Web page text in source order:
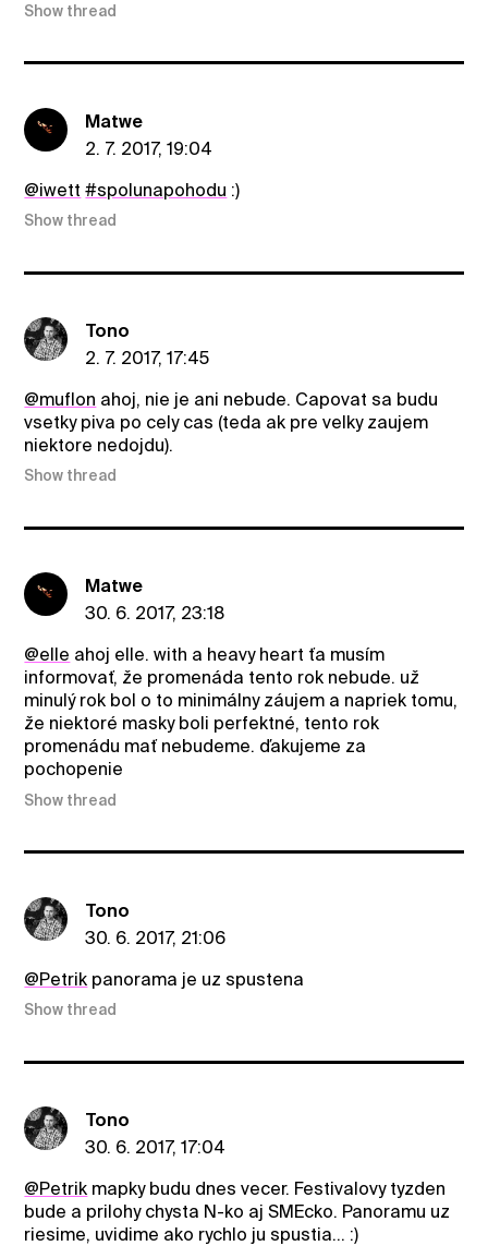
Show thread
Matwe
2. 7. 2017, 19:04
@iwett #spolunapohodu :)
Show thread
Tono
2. 7. 2017, 17:45
@muflon ahoj, nie je ani nebude. Capovat sa budu
vsetky piva po cely cas (teda ak pre velky zaujem
niektore nedojdu).
Show thread
Matwe
30. 6. 2017, 23:18
@elle ahoj elle. with a heavy heart ťa musím
informovať, že promenáda tento rok nebude. už
minulý rok bol o to minimálny záujem a napriek tomu,
že niektoré masky boli perfektné, tento rok
promenádu mať nebudeme. ďakujeme za
pochopenie
Show thread
Tono
30. 6. 2017, 21:06
@Petrik panorama je uz spustena
Show thread
Tono
30. 6. 2017, 17:04
@Petrik mapky budu dnes vecer. Festivalovy tyzden
bude a prilohy chysta N-ko aj SMEcko. Panoramu uz
riesime, uvidime ako rychlo ju spustia... :)